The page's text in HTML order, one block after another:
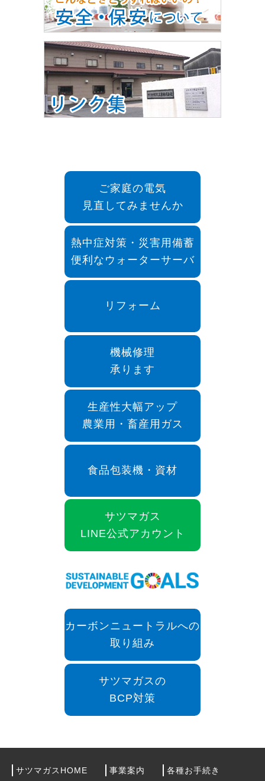
ご家庭の電気
見直してみませんか
熱中症対策・災害用備蓄
便利なウォーターサーバ
リフォーム
機械修理
承ります
生産性大幅アップ
農業用・畜産用ガス
食品包装機・資材
サツマガス
LINE公式アカウント
カーボンニュートラルへの
取り組み
サツマガスの
BCP対策
サツマガスHOME 事業案内 各種お手続き